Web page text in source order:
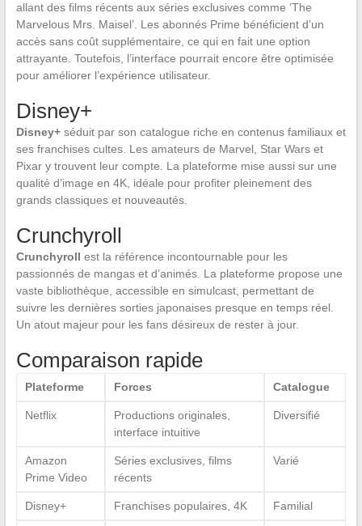
allant des films récents aux séries exclusives comme ‘The
Marvelous Mrs. Maisel’. Les abonnés Prime bénéficient d’un
accès sans coût supplémentaire, ce qui en fait une option
attrayante. Toutefois, l’interface pourrait encore être optimisée
pour améliorer l’expérience utilisateur.
Disney+
Disney+séduit par son catalogue riche en contenus familiaux et
ses franchises cultes. Les amateurs de Marvel, Star Wars et
Pixar y trouvent leur compte. La plateforme mise aussi sur une
qualité d’image en 4K, idéale pour profiter pleinement des
grands classiques et nouveautés.
Crunchyroll
Crunchyroll est la référence incontournable pour les
passionnés de mangas et d’animés. La plateforme propose une
vaste bibliothèque, accessible en simulcast, permettant de
suivre les dernières sorties japonaises presque en temps réel.
Un atout majeur pour les fans désireux de rester à jour.
Comparaison rapide
Plateforme Forces Catalogue
Netflix
Productions originales,
interface intuitive
Diversifié
Amazon
Prime Video
Séries exclusives, films
récents
Varié
Disney+ Franchises populaires, 4K Familial